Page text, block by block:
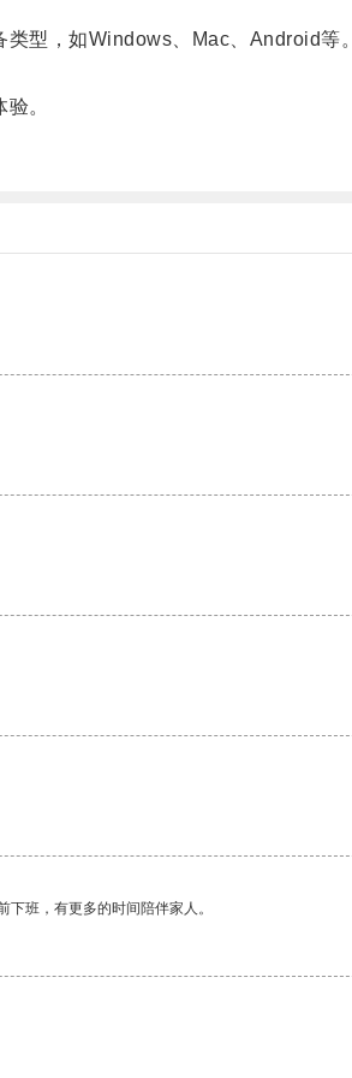
型，如Windows、Mac、Android等。
。
班，有更多的时间陪伴家人。